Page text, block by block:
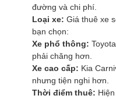
đường và chi phí.
Loại xe: Giá thuê xe
bạn chọn:
Xe phổ thông:
phải chăng hơn.
Xe cao cấp: Kia
nhưng tiện nghi hơn.
Thời điểm thuê: